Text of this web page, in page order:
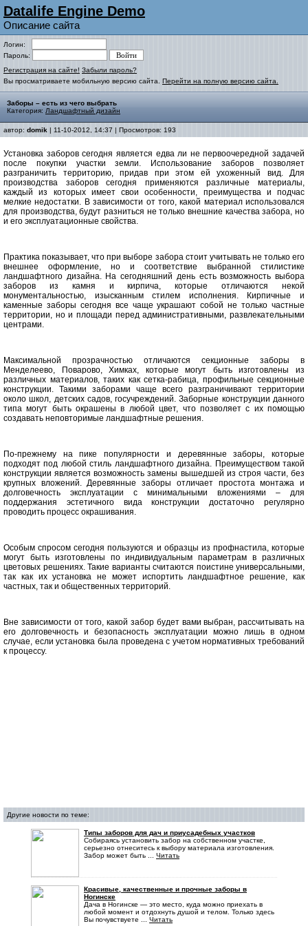
Datalife Engine Demo
Описание сайта
Логин:
Пароль:
Регистрация на сайте! Забыли пароль?
Вы просматриваете мобильную версию сайта. Перейти на полную версию сайта.
Заборы – есть из чего выбрать
Категория: Ландшафтный дизайн
автор: domik | 11-10-2012, 14:37 | Просмотров: 193
Установка заборов сегодня является едва ли не первоочередной задачей
после покупки участки земли. Использование заборов позволяет
разграничить территорию, придав при этом ей ухоженный вид. Для
производства заборов сегодня применяются различные материалы,
каждый из которых имеет свои особенности, преимущества и подчас
мелкие недостатки. В зависимости от того, какой материал использовался
для производства, будут разниться не только внешние качества забора, но
и его эксплуатационные свойства.
Практика показывает, что при выборе забора стоит учитывать не только его
внешнее оформление, но и соответствие выбранной стилистике
ландшафтного дизайна. На сегодняшний день есть возможность выбора
заборов из камня и кирпича, которые отличаются некой
монументальностью, изысканным стилем исполнения. Кирпичные и
каменные заборы сегодня все чаще украшают собой не только частные
территории, но и площади перед административными, развлекательными
центрами.
Максимальной прозрачностью отличаются секционные заборы в
Менделеево, Поварово, Химках, которые могут быть изготовлены из
различных материалов, таких как сетка-рабица, профильные секционные
конструкции. Такими заборами чаще всего разграничивают территории
около школ, детских садов, госучреждений. Заборные конструкции данного
типа могут быть окрашены в любой цвет, что позволяет с их помощью
создавать неповторимые ландшафтные решения.
По-прежнему на пике популярности и деревянные заборы, которые
подходят под любой стиль ландшафтного дизайна. Преимуществом такой
конструкции является возможность замены вышедшей из строя части, без
крупных вложений. Деревянные заборы отличает простота монтажа и
долговечность эксплуатации с минимальными вложениями – для
поддержания эстетичного вида конструкции достаточно регулярно
проводить процесс окрашивания.
Особым спросом сегодня пользуются и образцы из профнастила, которые
могут быть изготовлены по индивидуальным параметрам в различных
цветовых решениях. Такие варианты считаются поистине универсальными,
так как их установка не может испортить ландшафтное решение, как
частных, так и общественных территорий.
Вне зависимости от того, какой забор будет вами выбран, рассчитывать на
его долговечность и безопасность эксплуатации можно лишь в одном
случае, если установка была проведена с учетом нормативных требований
к процессу.
Другие новости по теме:
Типы заборов для дач и приусадебных участков
Собираясь установить забор на собственном участке,
серьезно отнеситесь к выбору материала изготовления.
Забор может быть ... Читать
Красивые, качественные и прочные заборы в
Ногинске
Дача в Ногинске — это место, куда можно приехать в
любой момент и отдохнуть душой и телом. Только здесь
Вы почувствуете ... Читать